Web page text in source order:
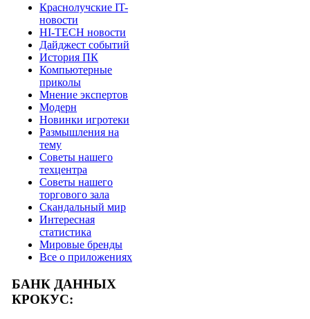
Краснолучские IT-
новости
HI-TECH новости
Дайджест событий
История ПК
Компьютерные
приколы
Мнение экспертов
Модерн
Новинки игротеки
Размышления на
тему
Советы нашего
техцентра
Советы нашего
торгового зала
Скандальный мир
Интересная
статистика
Мировые бренды
Все о приложениях
БАНК ДАННЫХ
КРОКУС: